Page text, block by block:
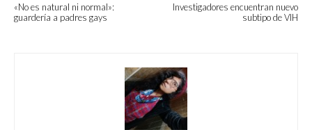
«No es natural ni normal»:
guardería a padres gays
Investigadores encuentran nuevo
subtipo de VIH